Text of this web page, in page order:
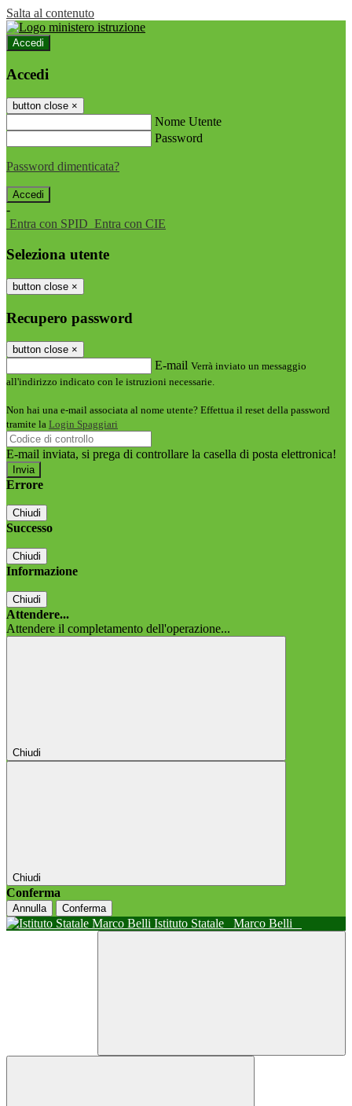
Salta al contenuto
Accedi
Accedi
button close ×
Nome Utente
Password
Password dimenticata?
-
Entra con SPID Entra con CIE
Seleziona utente
button close ×
Recupero password
button close ×
E-mail Verrà inviato un messaggio
all'indirizzo indicato con le istruzioni necessarie.
Non hai una e-mail associata al nome utente? Effettua il reset della password
tramite la Login Spaggiari
E-mail inviata, si prega di controllare la casella di posta elettronica!
Errore
Chiudi
Successo
Chiudi
Informazione
Chiudi
Attendere...
Attendere il completamento dell'operazione...
Chiudi
Chiudi
Conferma
Annulla Conferma
Istituto Statale Marco Belli